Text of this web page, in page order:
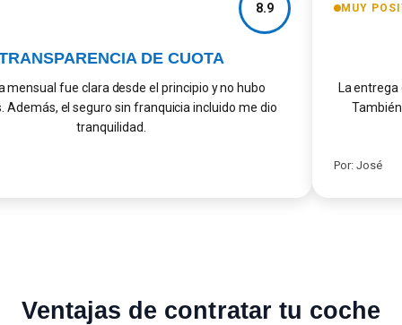
8.9
DE CUOTA
fue clara desde el principio y no hubo
el seguro sin franquicia incluido me dio
tranquilidad.
MUY
La entrega
Por: José
Ventajas de contratar tu coche